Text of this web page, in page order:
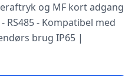
og MF kort adgang
RS485 - Kompatibel med
brug IP65 |